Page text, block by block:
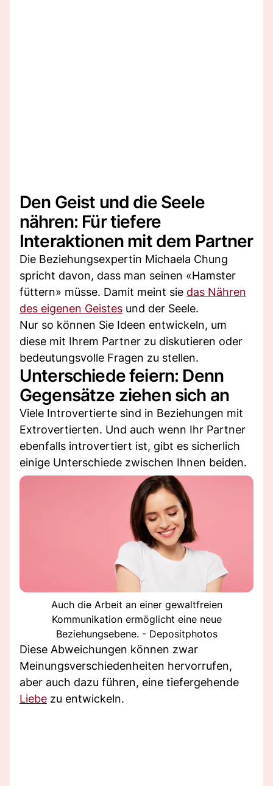
Den Geist und die Seele
nähren: Für tiefere
Interaktionen mit dem Partner
Die Beziehungsexpertin Michaela Chung
spricht davon, dass man seinen «Hamster
füttern» müsse. Damit meint sie das Nähren
des eigenen Geistes und der Seele.
Nur so können Sie Ideen entwickeln, um
diese mit Ihrem Partner zu diskutieren oder
bedeutungsvolle Fragen zu stellen.
Unterschiede feiern: Denn
Gegensätze ziehen sich an
Viele Introvertierte sind in Beziehungen mit
Extrovertierten. Und auch wenn Ihr Partner
ebenfalls introvertiert ist, gibt es sicherlich
einige Unterschiede zwischen Ihnen beiden.
Auch die Arbeit an einer gewaltfreien
Kommunikation ermöglicht eine neue
Beziehungsebene. - Depositphotos
Diese Abweichungen können zwar
Meinungsverschiedenheiten hervorrufen,
aber auch dazu führen, eine tiefergehende
Liebe zu entwickeln.